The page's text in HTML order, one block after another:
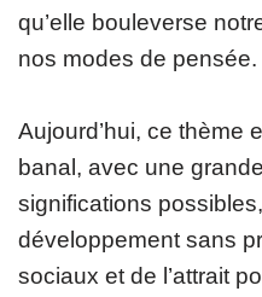
qu’elle bouleverse
nos modes de pensée.
Aujourd’hui, ce thème
banal, avec une
significations
développement sans
sociaux et de l’attrait